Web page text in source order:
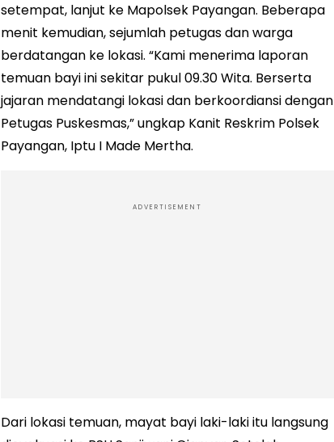
setempat, lanjut ke Mapolsek Payangan. Beberapa
menit kemudian, sejumlah petugas dan warga
berdatangan ke lokasi. “Kami menerima laporan
temuan bayi ini sekitar pukul 09.30 Wita. Berserta
jajaran mendatangi lokasi dan berkoordiansi dengan
Petugas Puskesmas,” ungkap Kanit Reskrim Polsek
Payangan, Iptu I Made Mertha.
ADVERTISEMENT
Dari lokasi temuan, mayat bayi laki-laki itu langsung